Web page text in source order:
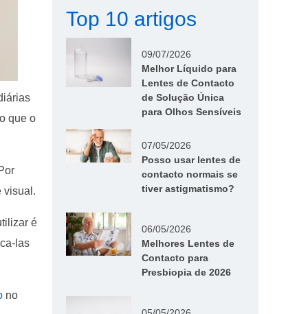
que o
visual.
é
las
no
Top 10 artigos
09/07/2026
Melhor Líquido para
Lentes de Contacto
de Solução Única
para Olhos Sensíveis
07/05/2026
Posso usar lentes de
contacto normais se
tiver astigmatismo?
06/05/2026
Melhores Lentes de
Contacto para
Presbiopia de 2026